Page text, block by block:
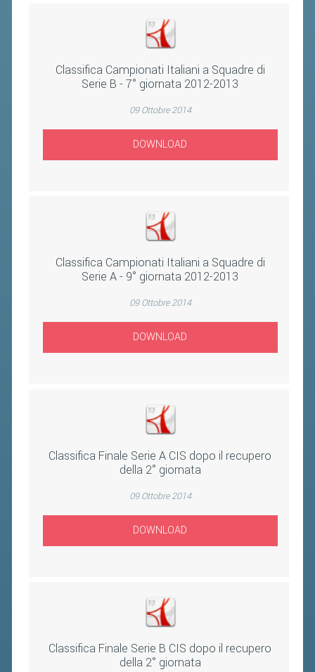
Classifica Campionati Italiani a Squadre di
Serie B - 7° giornata 2012-2013
09 Ottobre 2014
DOWNLOAD
Classifica Campionati Italiani a Squadre di
Serie A - 9° giornata 2012-2013
09 Ottobre 2014
DOWNLOAD
Classifica Finale Serie A CIS dopo il recupero
della 2° giornata
09 Ottobre 2014
DOWNLOAD
Classifica Finale Serie B CIS dopo il recupero
della 2° giornata
2024
2022
2021